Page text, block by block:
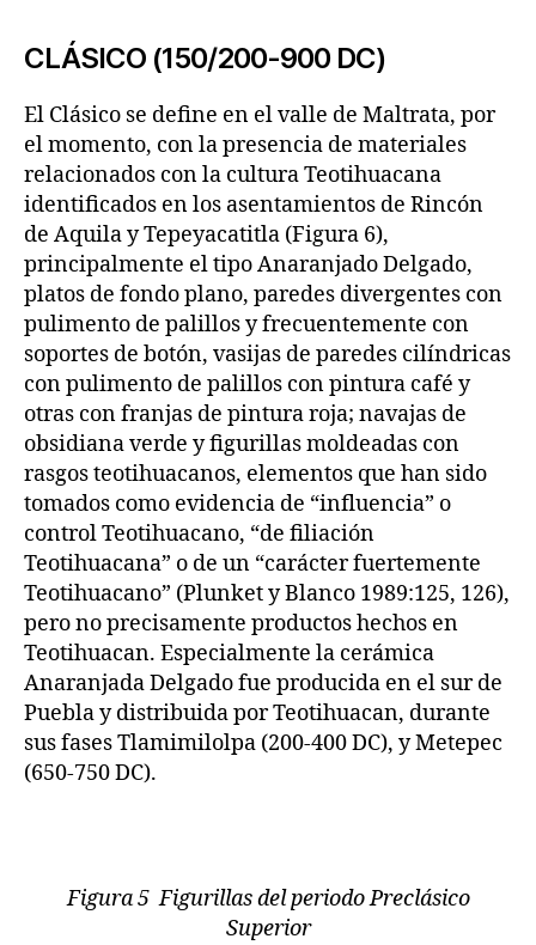
CLÁSICO (150/200-900 DC)
El Clásico se define en el valle de Maltrata, por
el momento, con la presencia de materiales
relacionados con la cultura Teotihuacana
identificados en los asentamientos de Rincón
de Aquila y Tepeyacatitla (Figura 6),
principalmente el tipo Anaranjado Delgado,
platos de fondo plano, paredes divergentes con
pulimento de palillos y frecuentemente con
soportes de botón, vasijas de paredes cilíndricas
con pulimento de palillos con pintura café y
otras con franjas de pintura roja; navajas de
obsidiana verde y figurillas moldeadas con
rasgos teotihuacanos, elementos que han sido
tomados como evidencia de “influencia” o
control Teotihuacano, “de filiación
Teotihuacana” o de un “carácter fuertemente
Teotihuacano” (Plunket y Blanco 1989:125, 126),
pero no precisamente productos hechos en
Teotihuacan. Especialmente la cerámica
Anaranjada Delgado fue producida en el sur de
Puebla y distribuida por Teotihuacan, durante
sus fases Tlamimilolpa (200-400 DC), y Metepec
(650-750 DC).
Figura 5 Figurillas del periodo Preclásico
Superior